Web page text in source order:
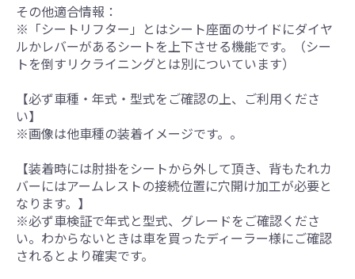
その他適合情報：
※「シートリフター」とはシート座面のサイドにダイヤ
ルかレバーがあるシートを上下させる機能です。（シー
トを倒すリクライニングとは別についています）
【必ず車種・年式・型式をご確認の上、ご利用くださ
い】
※画像は他車種の装着イメージです。。
【装着時には肘掛をシートから外して頂き、背もたれカ
バーにはアームレストの接続位置に穴開け加工が必要と
なります。】
※必ず車検証で年式と型式、グレードをご確認くださ
い。わからないときは車を買ったディーラー様にご確認
されるとより確実です。